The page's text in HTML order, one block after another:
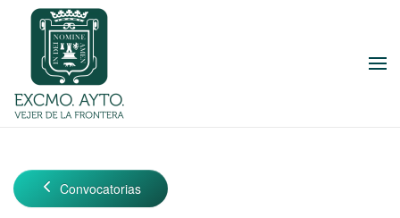
Skip to main content
Convocatorias